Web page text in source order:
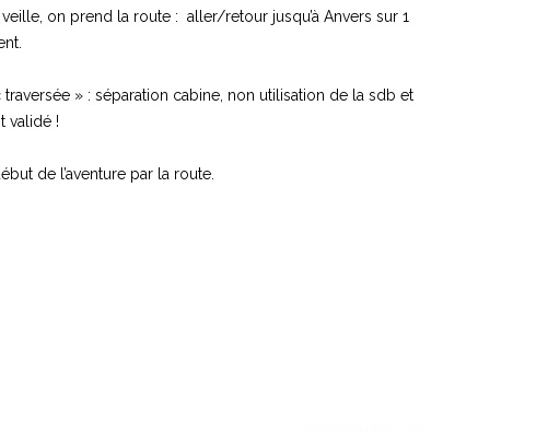
on prend la route : aller/retour jusqu’à Anvers sur 1
» : séparation cabine, non utilisation de la sdb et
validé !
de l’aventure par la route.